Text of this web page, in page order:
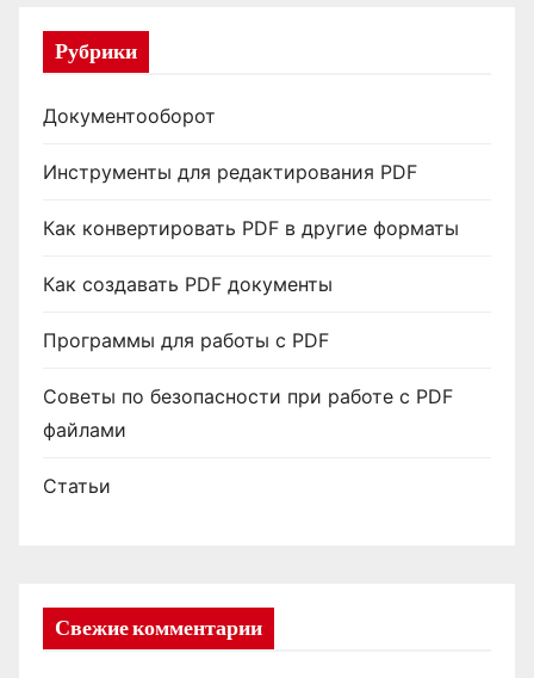
Рубрики
Документооборот
Инструменты для редактирования PDF
Как конвертировать PDF в другие форматы
Как создавать PDF документы
Программы для работы с PDF
Советы по безопасности при работе с PDF
файлами
Статьи
Свежие комментарии